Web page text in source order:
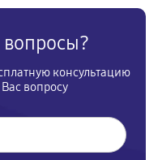
вопросы?
консультацию
вопросу